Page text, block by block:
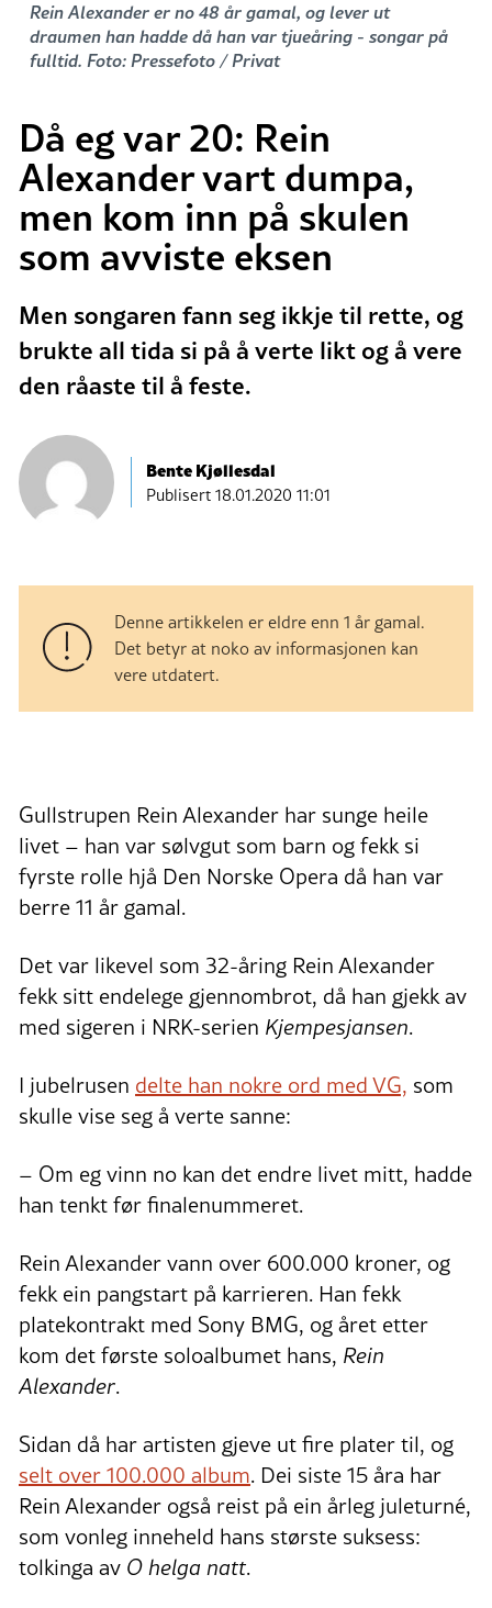
Rein Alexander er no 48 år gamal, og lever ut
draumen han hadde då han var tjueåring - songar på
fulltid. Foto: Pressefoto / Privat
Då eg var 20: Rein
Alexander vart dumpa,
men kom inn på skulen
som avviste eksen
Men songaren fann seg ikkje til rette, og
brukte all tida si på å verte likt og å vere
den råaste til å feste.
Bente Kjøllesdal
Publisert18.01.2020 11:01
Denne artikkelen er eldre enn 1 år gamal.
Det betyr at noko av informasjonen kan
vere utdatert.
Gullstrupen Rein Alexander har sunge heile
livet – han var sølvgut som barn og fekk si
fyrste rolle hjå Den Norske Opera då han var
berre 11 år gamal.
Det var likevel som 32-åring Rein Alexander
fekk sitt endelege gjennombrot, då han gjekk av
med sigeren i NRK-serien Kjempesjansen.
I jubelrusen delte han nokre ord med VG, som
skulle vise seg å verte sanne:
– Om eg vinn no kan det endre livet mitt, hadde
han tenkt før finalenummeret.
Rein Alexander vann over 600.000 kroner, og
fekk ein pangstart på karrieren. Han fekk
platekontrakt med Sony BMG, og året etter
kom det første soloalbumet hans, Rein
Alexander.
Sidan då har artisten gjeve ut fire plater til, og
selt over 100.000 album. Dei siste 15 åra har
Rein Alexander også reist på ein årleg juleturné,
som vonleg inneheld hans største suksess:
tolkinga av O helga natt.